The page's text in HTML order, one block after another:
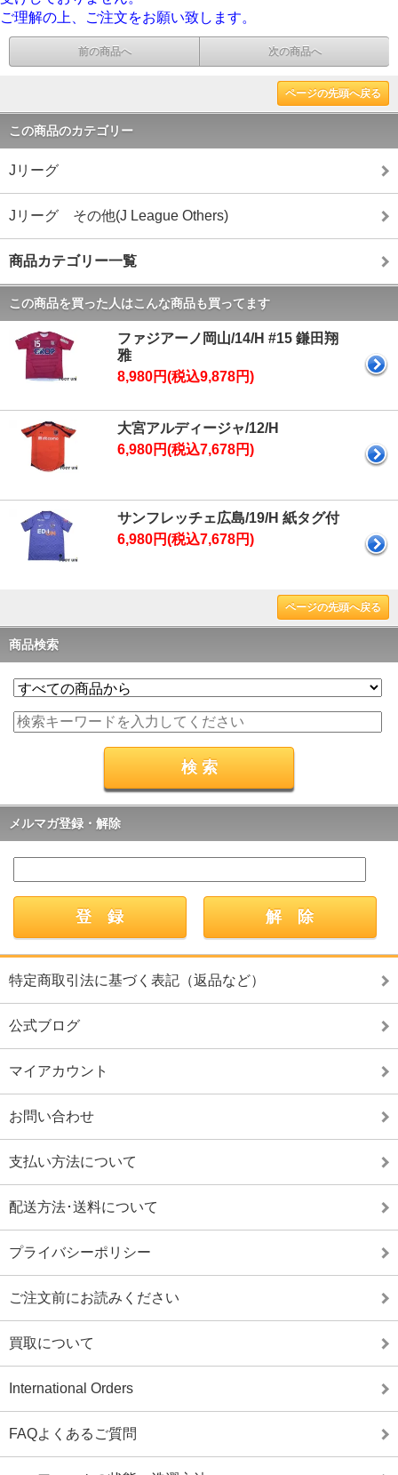
ご理解の上、ご注文をお願い致します。
前の商品へ 次の商品へ
ページの先頭へ戻る
この商品のカテゴリー
Jリーグ
Jリーグ その他(J League Others)
商品カテゴリー一覧
この商品を買った人はこんな商品も買ってます
ファジアーノ岡山/14/H #15 鎌田翔
雅
8,980円(税込9,878円)
大宮アルディージャ/12/H
6,980円(税込7,678円)
サンフレッチェ広島/19/H 紙タグ付
6,980円(税込7,678円)
ページの先頭へ戻る
商品検索
メルマガ登録・解除
特定商取引法に基づく表記（返品など）
公式ブログ
マイアカウント
お問い合わせ
支払い方法について
配送方法･送料について
プライバシーポリシー
ご注文前にお読みください
買取について
International Orders
FAQよくあるご質問